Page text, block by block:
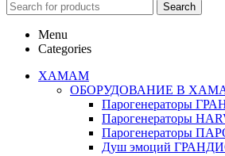
Search
Menu
Categories
ХАМАМ
ОБОРУДОВАНИЕ В
Парогенераторы
Парогенераторы
Парогенераторы
Душ эмоций